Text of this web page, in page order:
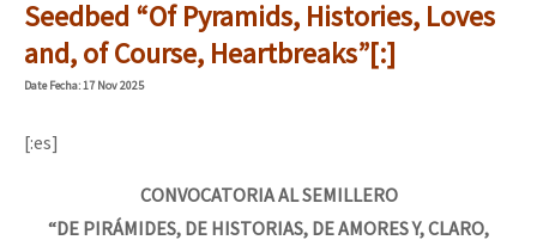
Seedbed “Of Pyramids, Histories, Loves
and, of Course, Heartbreaks”[:]
DateFecha: 17 Nov 2025
[:es]
CONVOCATORIA AL SEMILLERO
“DE PIRÁMIDES, DE HISTORIAS, DE AMORES Y, CLARO,